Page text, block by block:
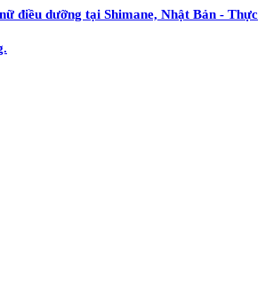
điều dưỡng tại Shimane, Nhật Bản - Thực